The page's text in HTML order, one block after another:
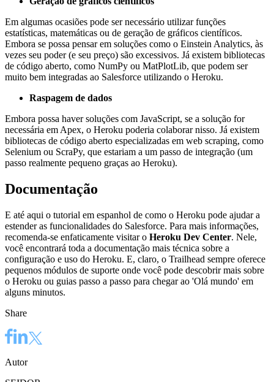
Em algumas ocasiões pode ser necessário utilizar funções
estatísticas, matemáticas ou de geração de gráficos científicos.
Embora se possa pensar em soluções como o Einstein Analytics, às
vezes seu poder (e seu preço) são excessivos. Já existem bibliotecas
de código aberto, como NumPy ou MatPlotLib, que podem ser
muito bem integradas ao Salesforce utilizando o Heroku.
Raspagem de dados
Embora possa haver soluções com JavaScript, se a solução for
necessária em Apex, o Heroku poderia colaborar nisso. Já existem
bibliotecas de código aberto especializadas em web scraping, como
Selenium ou ScraPy, que estariam a um passo de integração (um
passo realmente pequeno graças ao Heroku).
Documentação
E até aqui o tutorial em espanhol de como o Heroku pode ajudar a
estender as funcionalidades do Salesforce. Para mais informações,
recomenda-se enfaticamente visitar o Heroku Dev Center. Nele,
você encontrará toda a documentação mais técnica sobre a
configuração e uso do Heroku. E, claro, o Trailhead sempre oferece
pequenos módulos de suporte onde você pode descobrir mais sobre
o Heroku ou guias passo a passo para chegar ao 'Olá mundo' em
alguns minutos.
Share
Autor